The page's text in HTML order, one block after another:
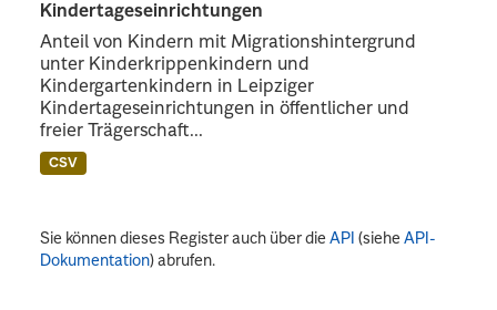
Kindertageseinrichtungen
Anteil von Kindern mit Migrationshintergrund
unter Kinderkrippenkindern und
Kindergartenkindern in Leipziger
Kindertageseinrichtungen in öffentlicher und
freier Trägerschaft...
CSV
Sie können dieses Register auch über dieAPI (sieheAPI-
Dokumentation) abrufen.